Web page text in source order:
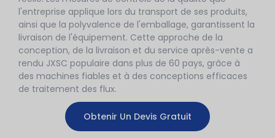
l'entreprise applique lors du transport de ses produits,
ainsi que la polyvalence de l'emballage, garantissent la
livraison de l'équipement. Cette approche de la
conception, de la livraison et du service après-vente a
rendu JXSC populaire dans plus de 60 pays, grâce à
des machines fiables et à des conceptions efficaces
de traitement des flux.
Obtenir Un Devis Gratuit